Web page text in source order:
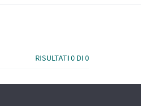
RISULTATI 0 DI 0